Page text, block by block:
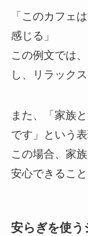
「このカフェ
感じる」
この例文では
し、リラック
また、「家族
です」という
この場合、家
安心できること
安らぎを使う